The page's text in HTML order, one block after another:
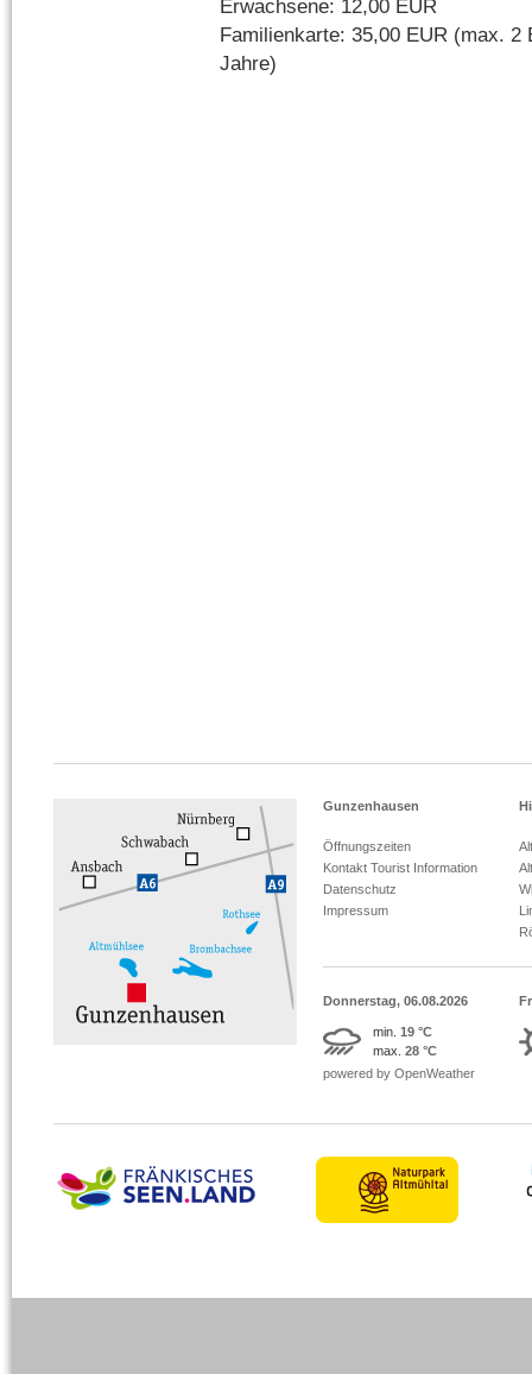
Erwachsene: 12,00 EUR
Familienkarte: 35,00 EUR (max.
Jahre)
Gunzenhausen
Öffnungszeiten
Kontakt Tourist Information
Datenschutz
Impressum
Donnerstag, 06.08.2026
min. 19 °C
max. 28 °C
powered by OpenWeather